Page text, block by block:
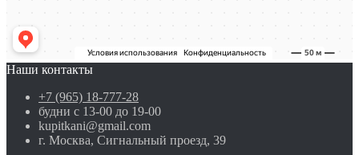
Наши контакты
+7 (965) 18-777-28
будни с 13-00 до 19-00
kupitkani@gmail.com
г. Москва, Сигнальный проезд, 39